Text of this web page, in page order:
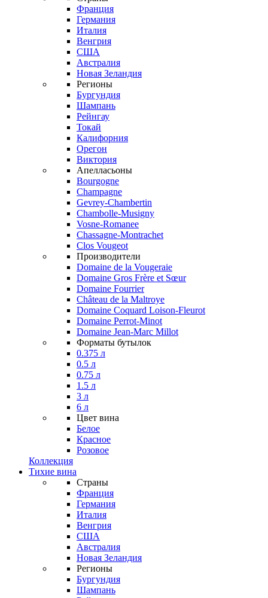
Франция
Германия
Италия
Венгрия
США
Австралия
Новая Зеландия
Регионы
Бургундия
Шампань
Рейнгау
Токай
Калифорния
Орегон
Виктория
Апелласьоны
Bourgogne
Champagne
Gevrey-Chambertin
Chambolle-Musigny
Vosne-Romanee
Chassagne-Montrachet
Clos Vougeot
Производители
Domaine de la Vougeraie
Domaine Gros Frère et Sœur
Domaine Fourrier
Château de la Maltroye
Domaine Coquard Loison-Fleurot
Domaine Perrot-Minot
Domaine Jean-Marc Millot
Форматы бутылок
0.375 л
0.5 л
0.75 л
1.5 л
3 л
6 л
Цвет вина
Белое
Красное
Розовое
Коллекция
Тихие вина
Страны
Франция
Германия
Италия
Венгрия
США
Австралия
Новая Зеландия
Регионы
Бургундия
Шампань